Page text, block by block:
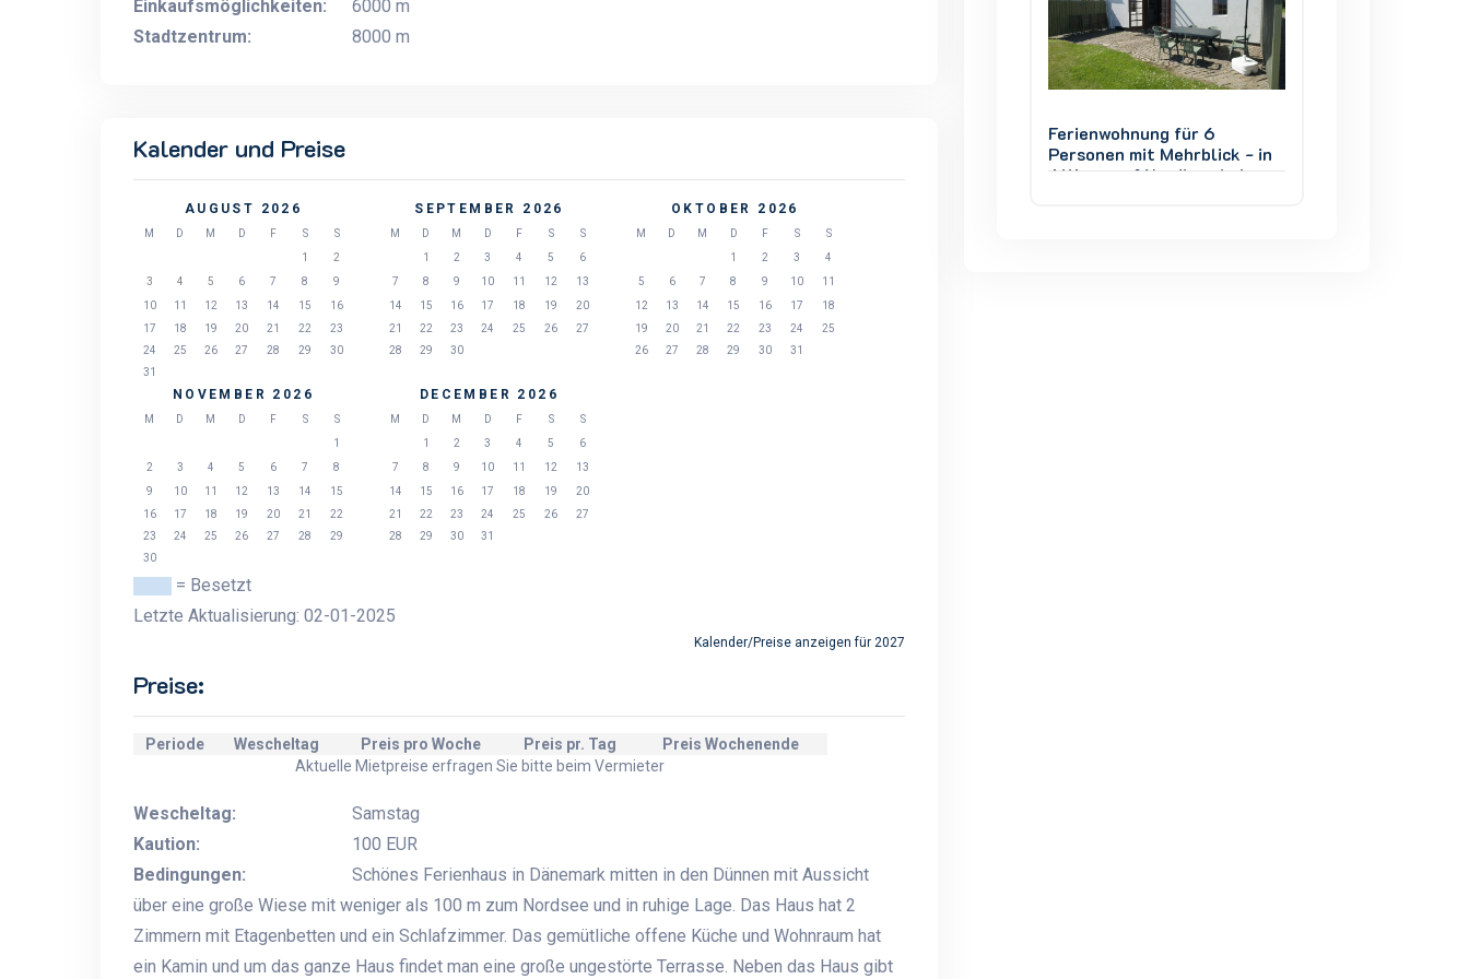
Einkaufsmöglichkeiten:
6000 m
Stadtzentrum:
8000 m
Kalender und Preise
AUGUST 2026
M D M D F S
S
1
2
3
4 5 6 7 8
9
10
11 12 13 14 15
16
17
18 19 20 21 22
23
24
25 26 27 28 29
30
31
SEPTEMBER 2026
M D M D F S
S
1
2 3 4 5
6
7
8 9 10 11 12
13
14
15 16 17 18 19
20
21
22 23 24 25 26
27
28
29 30
OKTOBER 2026
M D M D F S
S
1
2 3
4
5
6 7 8 9 10
11
12
13 14 15 16 17
18
19
20 21 22 23 24
25
26
27 28 29 30 31
NOVEMBER 2026
M D M D F S
S
1
2
3 4 5 6 7
8
9
10 11 12 13 14
15
16
17 18 19 20 21
22
23
24 25 26 27 28
29
30
DECEMBER 2026
M D M D F S
S
1
2 3 4 5
6
7
8 9 10 11 12
13
14
15 16 17 18 19
20
21
22 23 24 25 26
27
28
29 30 31
= Besetzt
Letzte Aktualisierung: 02-01-2025
Kalender/Preise anzeigen für 2027
Preise:
Periode Wescheltag Preis pro Woche Preis pr. Tag
Preis Wochenende
Aktuelle Mietpreise erfragen Sie bitte beim Vermieter
Wescheltag:
Samstag
Kaution:
100 EUR
Bedingungen:
Schönes Ferienhaus in Dänemark mitten in den Dünnen mit Aussicht
über eine große Wiese mit weniger als 100 m zum Nordsee und in ruhige Lage. Das Haus hat 2
Zimmern mit Etagenbetten und ein Schlafzimmer. Das gemütliche offene Küche und Wohnraum hat
ein Kamin und um das ganze Haus findet man eine große ungestörte Terrasse. Neben das Haus gibt
Allinge auf Nordbornholm,
Allinge auf Nordbornholm,
Ferienwohnung für 6
Personen mit Mehrblick - in
Allinge auf Nordbornholm,